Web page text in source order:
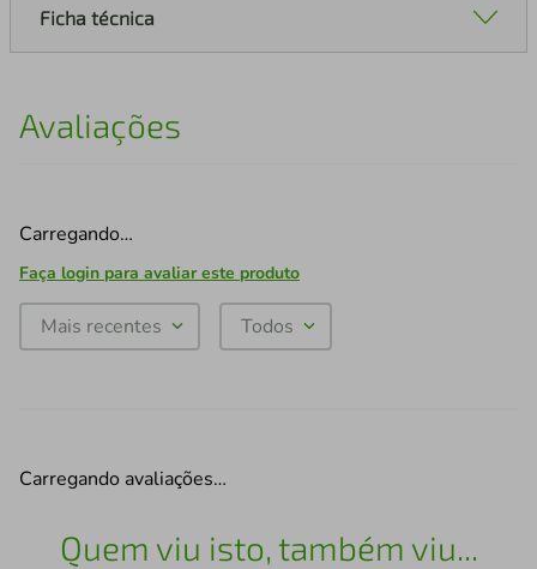
Ficha técnica
Avaliações
Carregando…
Faça login para avaliar este produto
Mais recentes Todos
Carregando avaliações…
Quem viu isto, também viu...